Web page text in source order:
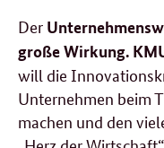
Der
große Wirkung.
will die
Unternehmen beim
machen und den